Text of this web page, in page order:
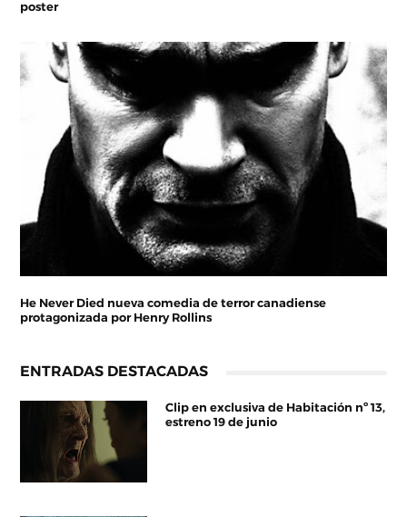
poster
He Never Died nueva comedia de terror canadiense
protagonizada por Henry Rollins
ENTRADAS DESTACADAS
Clip en exclusiva de Habitación nº 13,
estreno 19 de junio